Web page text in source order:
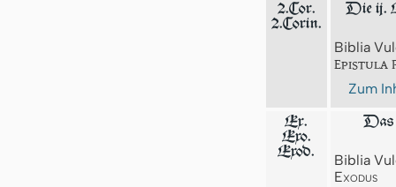
2.Cor.
2.Corin.
Die ij.
Biblia
Epistula
Zum
Ex.
Exo.
Exod.
Das
Biblia
Exodus